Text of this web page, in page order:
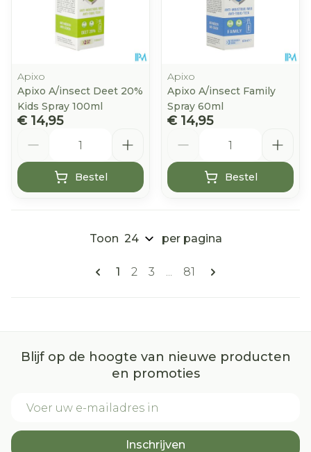
Apixo
Apixo A/insect Deet 20%
Kids Spray 100ml
€ 14,95
Bestel
Apixo
Apixo A/insect Family
Spray 60ml
€ 14,95
Bestel
Pagina's
U lees momenteel pagina
1 Pagina
2 Pagina
3 ... Pagina
81
Toon per pagina
Blijf op de hoogte van nieuwe producten
en promoties
Inschrijven